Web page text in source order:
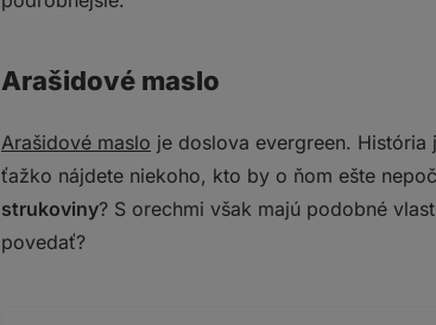
Arašidové maslo
Arašidové maslo je doslova evergreen.
ťažko nájdete niekoho, kto by o ňom ešte
strukoviny? S orechmi však majú podobné
povedať?